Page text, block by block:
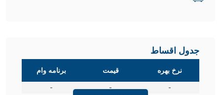
جدول اقساط
نرخ بهره قیمت
برنامه وام
-
-
-